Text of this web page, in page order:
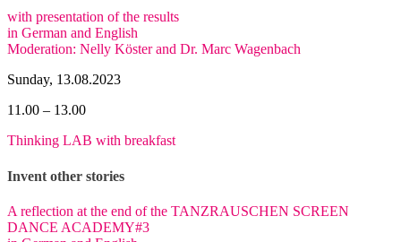
with presentation of the results
in German and English
Moderation: Nelly Köster and Dr. Marc Wagenbach
Sunday, 13.08.2023
11.00 – 13.00
Thinking LAB with breakfast
Invent other stories
A reflection at the end of the TANZRAUSCHEN SCREEN
DANCE ACADEMY#3